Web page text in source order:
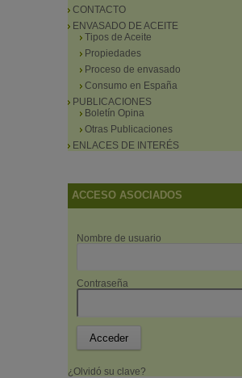
CONTACTO
ENVASADO DE ACEITE
Tipos de Aceite
Propiedades
Proceso de envasado
Consumo en España
PUBLICACIONES
Boletín Opina
Otras Publicaciones
ENLACES DE INTERÉS
ACCESO ASOCIADOS
Nombre de usuario
Contraseña
¿Olvidó su clave?